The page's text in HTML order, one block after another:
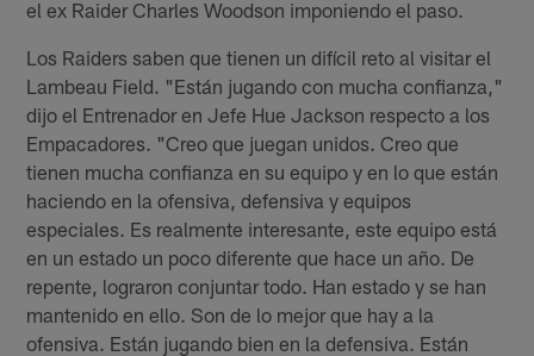
el ex Raider Charles Woodson imponiendo el paso.
Los Raiders saben que tienen un difícil reto al visitar el
Lambeau Field. "Están jugando con mucha confianza,"
dijo el Entrenador en Jefe Hue Jackson respecto a los
Empacadores. "Creo que juegan unidos. Creo que
tienen mucha confianza en su equipo y en lo que están
haciendo en la ofensiva, defensiva y equipos
especiales. Es realmente interesante, este equipo está
en un estado un poco diferente que hace un año. De
repente, lograron conjuntar todo. Han estado y se han
mantenido en ello. Son de lo mejor que hay a la
ofensiva. Están jugando bien en la defensiva. Están